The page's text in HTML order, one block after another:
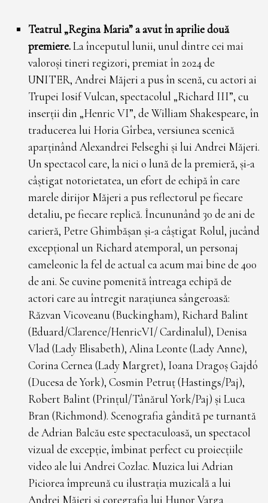
Teatrul „Regina Maria” a avut în aprilie două
premiere.La începutul lunii, unul dintre cei mai
valoroși tineri regizori, premiat în 2024 de
UNITER, Andrei Măjeri a pus în scenă, cu actori ai
Trupei Iosif Vulcan, spectacolul „Richard III”, cu
inserții din „Henric VI”, de ­William Shakespeare, în
traducerea lui Horia Gîrbea, versiunea scenică
aparținând Alexandrei Felseghi și lui Andrei Măjeri.
Un spectacol care, la nici o lună de la premieră, și-a
câștigat notorietatea, un efort de echipă în care
marele dirijor Măjeri a pus reflectorul pe fiecare
detaliu, pe fiecare replică. Încununând 30 de ani de
carieră, Petre Ghimbășan și-a câștigat Rolul, jucând
excepțional un Richard atemporal, un personaj
cameleonic la fel de actual ca acum mai bine de 400
de ani. Se cuvine pomenită întreaga echipă de
actori care au întregit narațiunea sângeroasă:
Răzvan Vicoveanu (Buckingham), Richard Balint
(Eduard/Clarence/HenricVI/ Cardinalul), Denisa
Vlad (Lady Elisabeth), Alina Leonte (Lady Anne),
Corina Cernea (Lady Margret), Ioana Dragoș Gajdó
(Ducesa de York), Cosmin Petruț (Hastings/Paj),
Robert Balint (Prințul/Tânărul York/Paj) și Luca
Bran (Richmond). Scenografia gândită pe turnantă
de Adrian Balcău este spectaculoasă, un spectacol
vizual de excepție, îmbinat perfect cu proiecțiile
video ale lui Andrei Cozlac. Muzica lui Adrian
Piciorea împreună cu ilustrația muzicală a lui
Andrei Măjeri și coregrafia lui Hunor Varga